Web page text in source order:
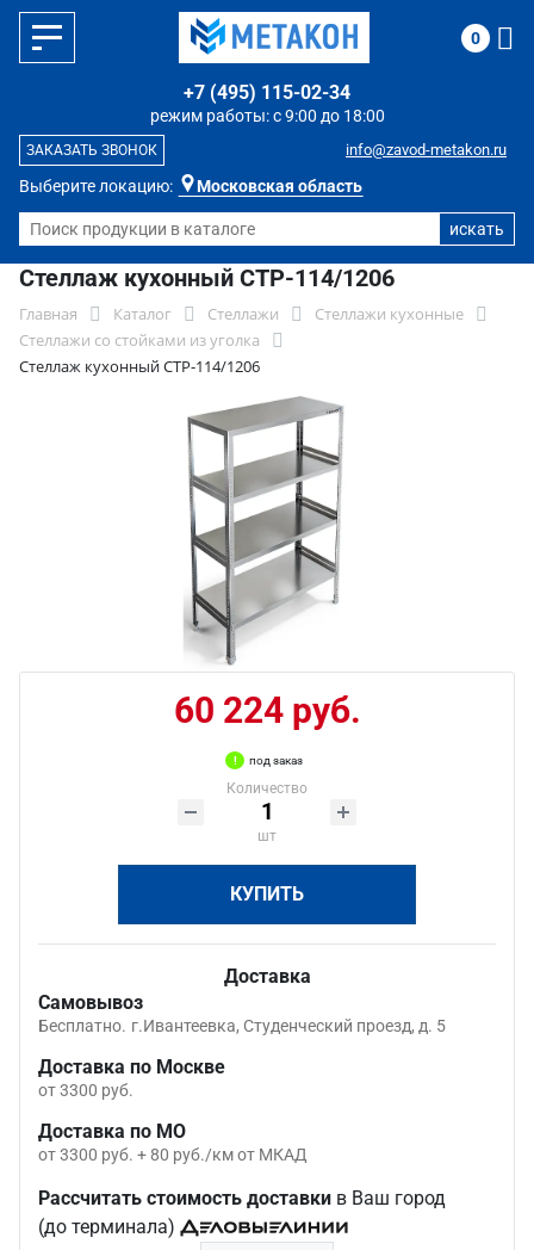
Выберите локацию: Московская область
режим работы: с 9:00 до 18:00
+7 (495) 115-02-34
info@zavod-metakon.ru
ЗАКАЗАТЬ ЗВОНОК
0
Стеллаж кухонный СТР-114/1206
Главная Каталог Стеллажи
Стеллажи кухонные
Стеллажи со стойками из уголка
Стеллаж кухонный СТР-114/1206
60 224 руб.
под заказ
Количество
шт
КУПИТЬ
Доставка
Самовывоз
Бесплатно. г.Ивантеевка, Студенческий проезд, д. 5
Доставка по Москве
от 3300 руб.
Доставка по МО
от 3300 руб. + 80 руб./км от МКАД
Рассчитать стоимость доставки в Ваш город
(до терминала)